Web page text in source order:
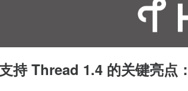
支持 Thread 1.4 的关键亮点：